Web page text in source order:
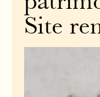
Site